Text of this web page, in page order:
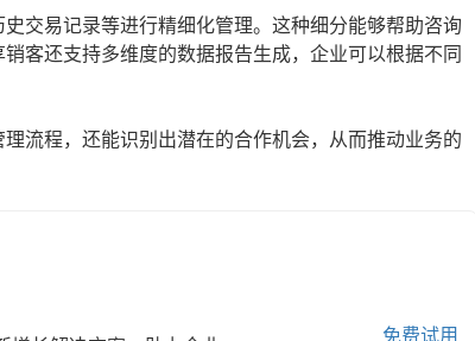
交易记录等进行精细化管理。这种细分能够帮助咨询
客还支持多维度的数据报告生成，企业可以根据不同
流程，还能识别出潜在的合作机会，从而推动业务的
免费试用